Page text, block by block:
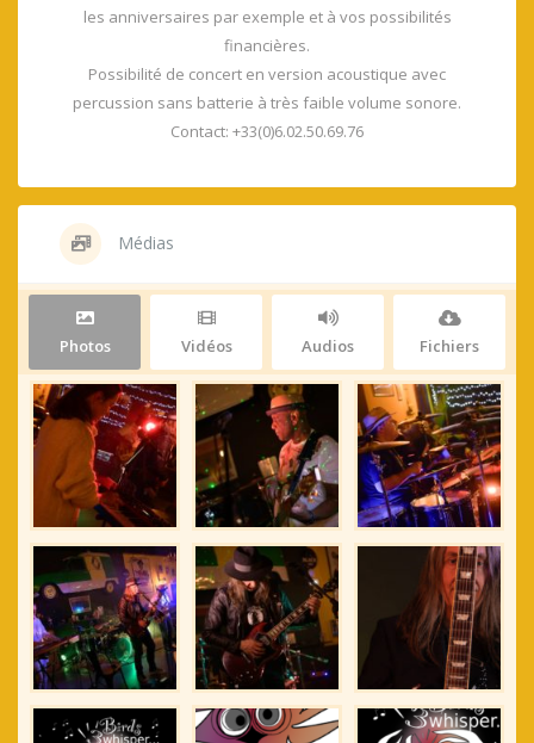
les anniversaires par exemple et à vos possibilités
financières.
Possibilité de concert en version acoustique avec
percussion sans batterie à très faible volume sonore.
Contact: +33(0)6.02.50.69.76
Médias
Photos Vidéos Audios Fichiers